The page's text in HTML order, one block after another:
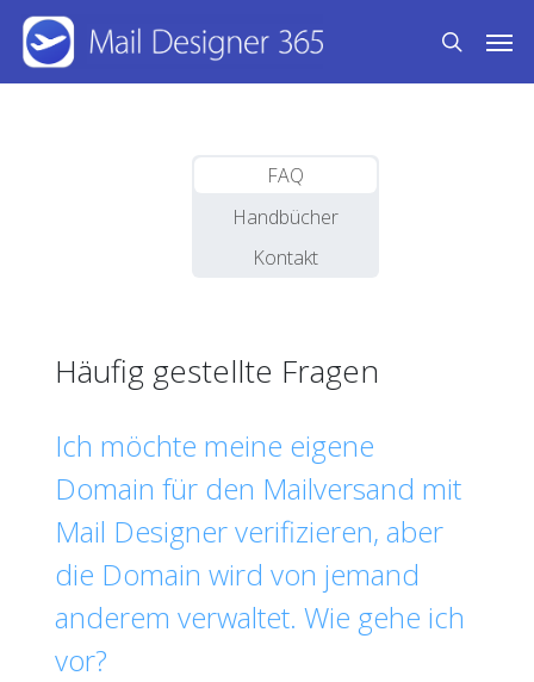
Skip
main
search
FAQ
Handbücher
Kontakt
Häufig gestellte Fragen
Ich möchte meine eigene
Domain für den Mailversand mit
Mail Designer verifizieren, aber
die Domain wird von jemand
anderem verwaltet. Wie gehe ich
vor?